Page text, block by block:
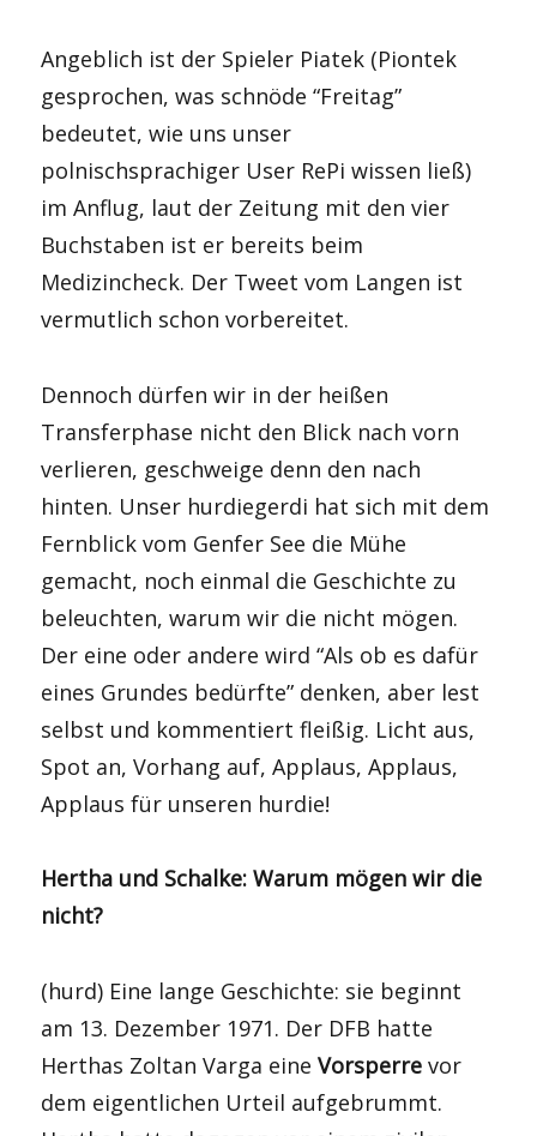
Angeblich ist der Spieler Piatek (Piontek
gesprochen, was schnöde “Freitag”
bedeutet, wie uns unser
polnischsprachiger User RePi wissen ließ)
im Anflug, laut der Zeitung mit den vier
Buchstaben ist er bereits beim
Medizincheck. Der Tweet vom Langen ist
vermutlich schon vorbereitet.
Dennoch dürfen wir in der heißen
Transferphase nicht den Blick nach vorn
verlieren, geschweige denn den nach
hinten. Unser hurdiegerdi hat sich mit dem
Fernblick vom Genfer See die Mühe
gemacht, noch einmal die Geschichte zu
beleuchten, warum wir die nicht mögen.
Der eine oder andere wird “Als ob es dafür
eines Grundes bedürfte” denken, aber lest
selbst und kommentiert fleißig. Licht aus,
Spot an, Vorhang auf, Applaus, Applaus,
Applaus für unseren hurdie!
Hertha und Schalke: Warum mögen wir die
nicht?
(hurd) Eine lange Geschichte: sie beginnt
am 13. Dezember 1971. Der DFB hatte
Herthas Zoltan Varga eineVorsperre vor
dem eigentlichen Urteil aufgebrummt.